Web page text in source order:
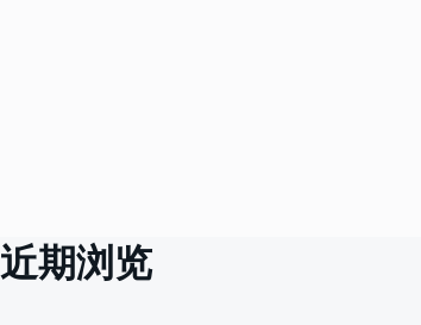
近期浏览